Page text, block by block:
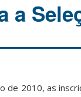
de 2010, as